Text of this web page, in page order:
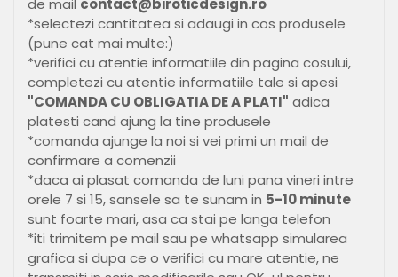
de mail contact@biroticdesign.ro
*selectezi cantitatea si adaugi in cos produsele
(pune cat mai multe:)
*verifici cu atentie informatiile din pagina cosului,
completezi cu atentie informatiile tale si apesi
"COMANDA CU OBLIGATIA DE A PLATI" adica
platesti cand ajung la tine produsele
*comanda ajunge la noi si vei primi un mail de
confirmare a comenzii
*daca ai plasat comanda de luni pana vineri intre
orele 7 si 15, sansele sa te sunam in 5-10 minute
sunt foarte mari, asa ca stai pe langa telefon
*iti trimitem pe mail sau pe whatsapp simularea
grafica si dupa ce o verifici cu mare atentie, ne